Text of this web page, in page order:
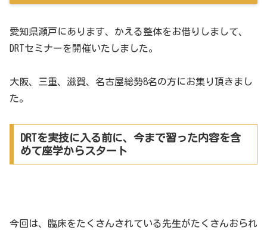
愛知県瀬戸にあります、かえる整体をお借りしまして、
DRTセミナーを開催いたしました。
大阪、三重、滋賀、名古屋総勢8名の方にお集り頂きまし
た。
DRTを実技に入る前に、今まで習った内容を含
めて座学からスタート
今回は、臨床をたくさんされている先生がたくさんおられ